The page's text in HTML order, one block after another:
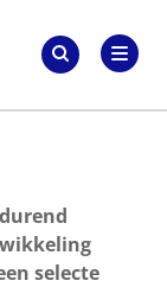
Zoeken
naar:
Zoeken
selecte